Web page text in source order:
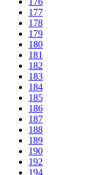
177
178
179
180
181
182
183
184
185
186
187
188
189
190
192
194